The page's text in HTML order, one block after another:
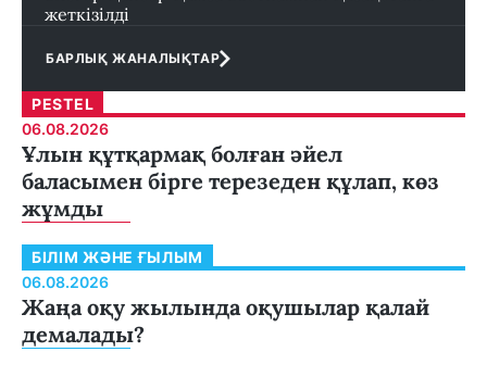
жеткізілді
БАРЛЫҚ ЖАНАЛЫҚТАР
PESTEL
06.08.2026
Ұлын құтқармақ болған әйел
баласымен бірге терезеден құлап, көз
жұмды
БІЛІМ ЖӘНЕ ҒЫЛЫМ
06.08.2026
Жаңа оқу жылында оқушылар қалай
демалады?